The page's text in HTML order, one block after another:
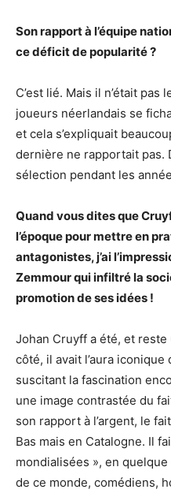
Son rapport à l’équipe
ce déficit de popularité ?
C’est lié. Mais il n’était pas
joueurs néerlandais se
et cela s’expliquait
dernière ne rapportait pas.
sélection pendant les
Quand vous dites que
l’époque pour mettre en
antagonistes, j’ai
Zemmour qui infiltré la
promotion de ses idées !
Johan Cruyff a été, et reste
côté, il avait l’aura iconique
suscitant la fascination
une image contrastée du
son rapport à l’argent, le
Bas mais en Catalogne. Il
mondialisées », en
de ce monde, comédiens,